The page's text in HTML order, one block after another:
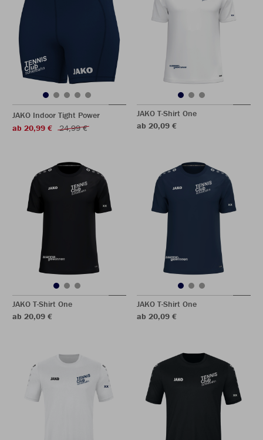
JAKO Indoor Tight Power
ab 20,99 €
24,99 €
JAKO T-Shirt One
ab 20,09 €
JAKO T-Shirt One
ab 20,09 €
JAKO T-Shirt One
ab 20,09 €